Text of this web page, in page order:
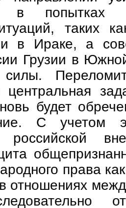
в попытках
таких
в Ираке, а
Грузии в
силы.
будет
С учетом
российской
права
отношениях